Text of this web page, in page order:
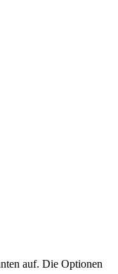
auf. Die Optionen